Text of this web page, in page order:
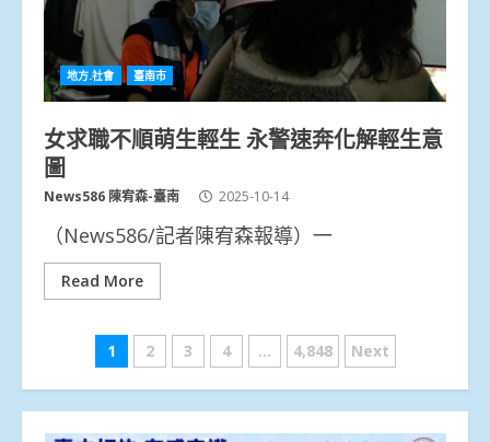
地方.社會 臺南市
女求職不順萌生輕生 永警速奔化解輕生意
圖
News586 陳宥森-臺南 2025-10-14
（News586/記者陳宥森報導）一
Read More
文
章
1 2 3 4 ... 4,848 Next